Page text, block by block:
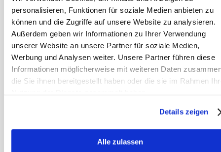
personalisieren, Funktionen für soziale Medien anbieten zu
können und die Zugriffe auf unsere Website zu analysieren.
Außerdem geben wir Informationen zu Ihrer Verwendung
unserer Website an unsere Partner für soziale Medien,
Werbung und Analysen weiter. Unsere Partner führen diese
Informationen möglicherweise mit weiteren Daten
die Sie ihnen bereitgestellt haben oder die sie im Rahmen
Details zeigen
Alle zulassen
Pferd gemeinsame Zeit verbringen.
Dies schafft beiderseitiges Vertrauen
und macht sowohl das Pferd zu einem
angenehmeren und sichereren
Begleiter für den Menschen, aber
umgekehrt auch den Menschen zu
berücksichtigen